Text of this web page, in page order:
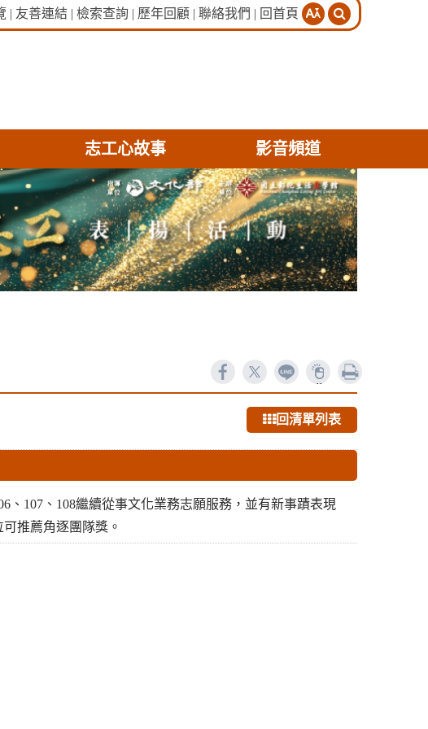
| 友善連結 | 檢索查詢 | 歷年回顧 | 聯絡我們 | 回首頁
分
享
志工心故事 影音頻道
1456
回清單列表
107、108繼續從事文化業務志願服務，並有新事蹟表現
推薦角逐團隊獎。